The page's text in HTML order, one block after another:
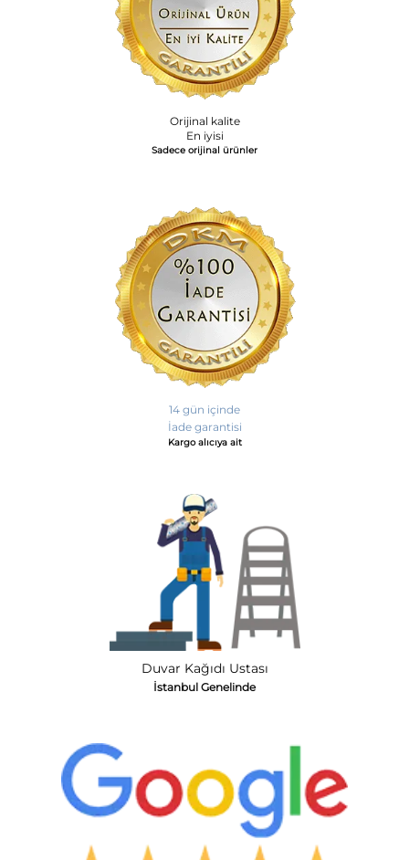
Orijinal kalite
En iyisi
Sadece orijinal ürünler
14 gün içinde
İade garantisi
Kargo alıcıya ait
Duvar Kağıdı Ustası
İstanbul Genelinde